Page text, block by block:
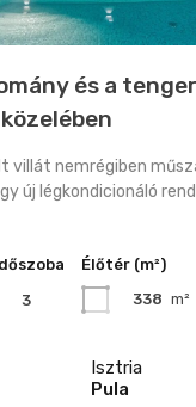
és a
villát nemrégiben
új légkondicionáló
3
Élőtér (m²)
338 m²
Isztria
Pula